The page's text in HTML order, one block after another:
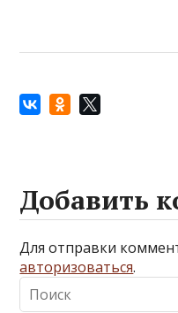
Добавить
Для отправки
авторизоваться.